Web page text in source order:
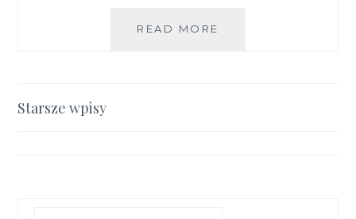
READ MORE
Nawigacja
Starsze wpisy